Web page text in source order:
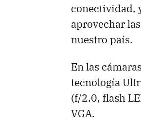
conectividad,
aprovechar
nuestro país.
En las
tecnología
(f/2.0, flash
VGA.